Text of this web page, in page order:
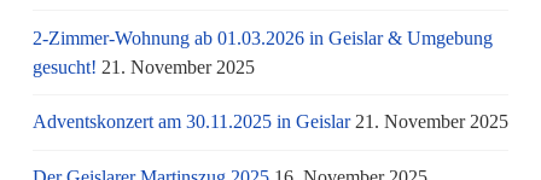
2-Zimmer-Wohnung ab 01.03.2026 in Geislar & Umgebung
gesucht! 21. November 2025
Adventskonzert am 30.11.2025 in Geislar 21. November 2025